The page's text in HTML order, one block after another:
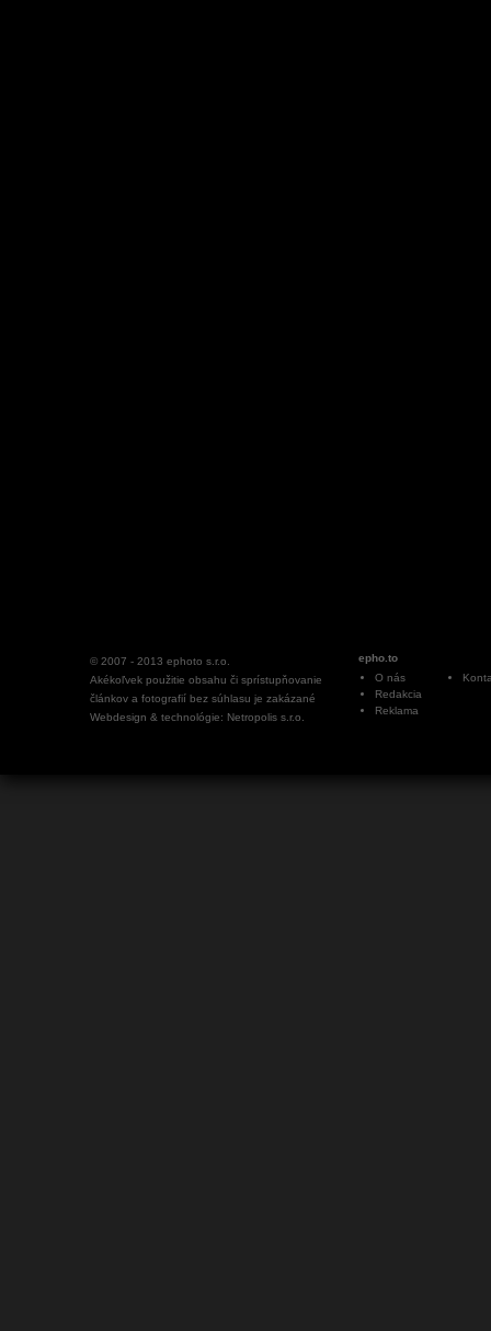
© 2007 - 2013 ephoto s.r.o.
Akékoľvek použitie obsahu či sprístupňovanie
článkov a fotografií bez súhlasu je zakázané
Webdesign & technológie: Netropolis s.r.o.
epho.to
O nás
Redakcia
Reklama